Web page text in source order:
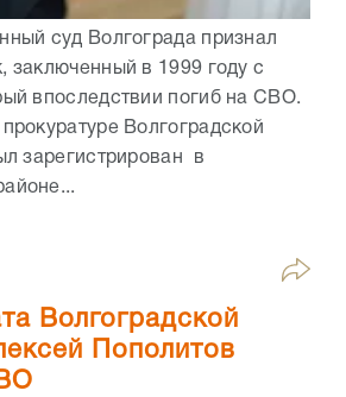
суд Волгограда признал
заключенный в 1999 году с
впоследствии погиб на СВО.
Волгоградской
зарегистрирован в
Волгоградской
Пополитов